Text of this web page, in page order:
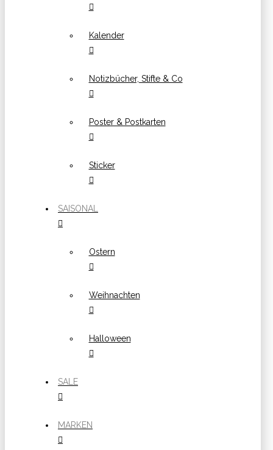
Kalender
Notizbücher, Stifte & Co
Poster & Postkarten
Sticker
SAISONAL
Ostern
Weihnachten
Halloween
SALE
MARKEN